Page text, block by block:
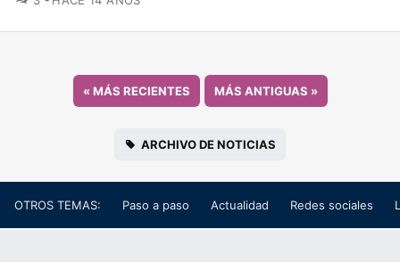
«MÁS RECIENTES MÁS ANTIGUAS »
ARCHIVO DE NOTICIAS
OTROS TEMAS: Paso a paso Actualidad Redes sociales